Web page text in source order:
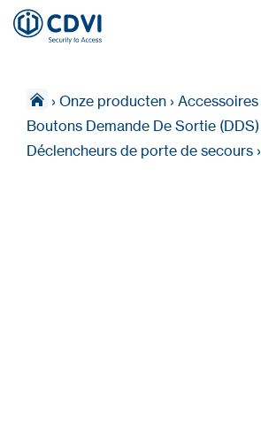
› Onze producten › Accessoires
Boutons Demande De Sortie (DDS)
Déclencheurs de porte de secours ›